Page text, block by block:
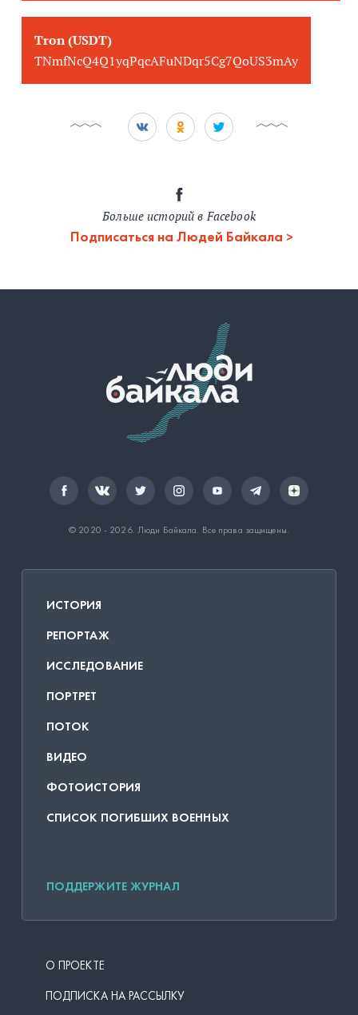
Tron (USDT)
TNmfNcQ4Q1yqPqcAFuNDqr5Cg7QoUS3mAy
Больше историй в Facebook
Подписаться на Людей Байкала
© 2020 - 2026. Люди Байкала . Все права защищены.
ИСТОРИЯ
РЕПОРТАЖ
ИССЛЕДОВАНИЕ
ПОРТРЕТ
ПОТОК
ВИДЕО
ФОТОИСТОРИЯ
СПИСОК ПОГИБШИХ ВОЕННЫХ
ПОДДЕРЖИТЕ ЖУРНАЛ
О ПРОЕКТЕ
ПОДПИСКА НА РАССЫЛКУ